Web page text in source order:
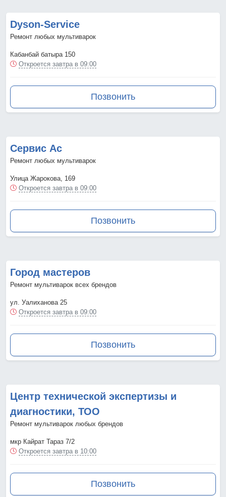
Dyson-Service
Ремонт любых мультиварок
Кабанбай батыра 150
Откроется завтра в 09:00
Позвонить
Сервис Ас
Ремонт любых мультиварок
Улица Жарокова, 169
Откроется завтра в 09:00
Позвонить
Город мастеров
Ремонт мультиварок всех брендов
ул. Уалиханова 25
Откроется завтра в 09:00
Позвонить
Центр технической экспертизы и
диагностики, ТОО
Ремонт мультиварок любых брендов
мкр Кайрат Тараз 7/2
Откроется завтра в 10:00
Позвонить